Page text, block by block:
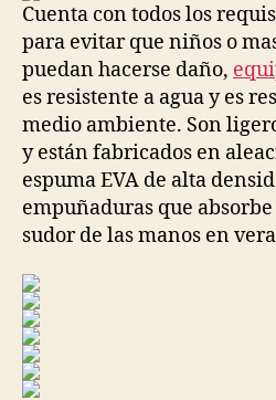
Cuenta con todos los
para evitar que niños o
puedan hacerse daño,
es resistente a agua y es
medio ambiente. Son
y están fabricados en
espuma EVA de alta
empuñaduras que
sudor de las manos en